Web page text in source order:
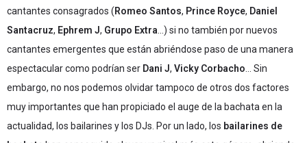
cantantes consagrados (Romeo Santos, Prince Royce, Daniel
Santacruz, Ephrem J, Grupo Extra …) si no también por nuevos
cantantes emergentes que están abriéndose paso de una manera
espectacular como podrían ser Dani J, Vicky Corbacho … Sin
embargo, no nos podemos olvidar tampoco de otros dos factores
muy importantes que han propiciado el auge de la bachata en la
actualidad, los bailarines y los DJs. Por un lado, los bailarines de